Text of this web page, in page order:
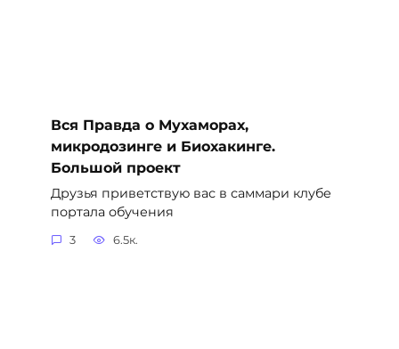
Вся Правда о Мухаморах,
микродозинге и Биохакинге.
Большой проект
Друзья приветствую вас в саммари клубе
портала обучения
3 6.5к.